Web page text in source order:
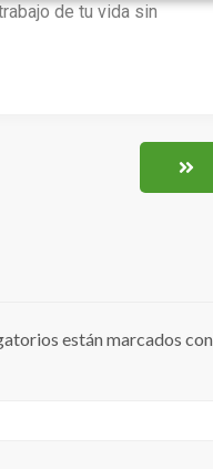
de tu vida sin
están marcados con